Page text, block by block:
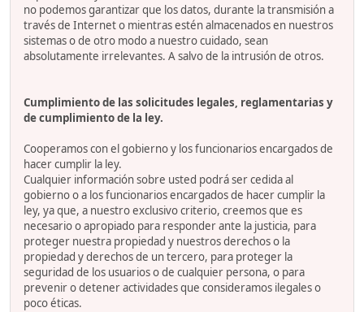
no podemos garantizar que los datos, durante la transmisión a
través de Internet o mientras estén almacenados en nuestros
sistemas o de otro modo a nuestro cuidado, sean
absolutamente irrelevantes. A salvo de la intrusión de otros.
Cumplimiento de las solicitudes legales, reglamentarias y
de cumplimiento de la ley.
Cooperamos con el gobierno y los funcionarios encargados de
hacer cumplir la ley.
Cualquier información sobre usted podrá ser cedida al
gobierno o a los funcionarios encargados de hacer cumplir la
ley, ya que, a nuestro exclusivo criterio, creemos que es
necesario o apropiado para responder ante la justicia, para
proteger nuestra propiedad y nuestros derechos o la
propiedad y derechos de un tercero, para proteger la
seguridad de los usuarios o de cualquier persona, o para
prevenir o detener actividades que consideramos ilegales o
poco éticas.